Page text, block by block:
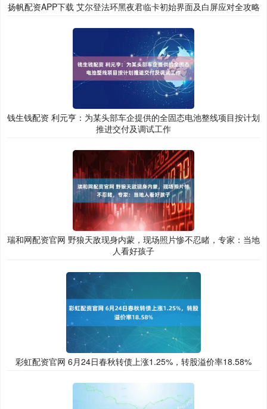
扬帆配资APP下载 艾尔登法环黑夜君临卡初始界面及白屏应对全攻略
钱生钱配资 利元亨：为某头部车企提供的全固态电池整线项目按计划
推进交付及调试工作
瑞和网配资官网 野狼天敌现身内蒙，现场照片惨不忍睹，专家：当地
人看好孩子
彩虹配资官网 6月24日春秋转债上涨1.25%，转股溢价率18.58%